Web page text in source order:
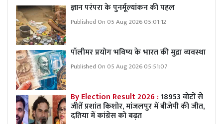
ज्ञान परंपरा के पुनर्मूल्यांकन की पहल
Published On 05 Aug 2026 05:01:12
पॉलीमर प्रयोग भविष्य के भारत की मुद्रा व्यवस्था
Published On 05 Aug 2026 05:51:07
By Election Result 2026 :18953 वोटों से
जीतें प्रशांत किशोर, मांजलपुर में बीजेपी की जीत,
दतिया में कांग्रेस को बढ़त